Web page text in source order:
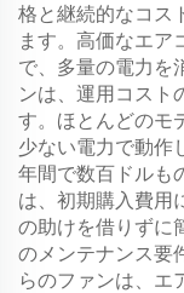
格と継続的なコス
ます。高価なエア
で、多量の電力を
ンは、運用コスト
す。ほとんどのモ
少ない電力で動作
年間で数百ドルも
は、初期購入費用
の助けを借りずに
のメンテナンス要
らのファンは、エ